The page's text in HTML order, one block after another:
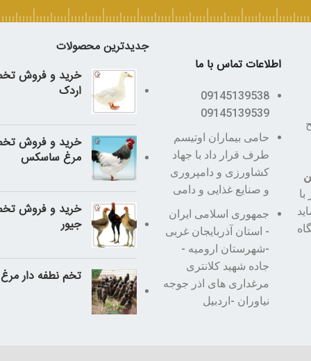
اطلاعات تماس با ما
09145139538
09145139539
حامی بیماران اوتیسم
طرف قرار داد با جهاد
کشاورزی و دامپروری
و صنایع غذایی و دامی
جمهوری اسلامی ایران
- استان آذربایجان غربی
-شهرستان ارومیه -
جاده شهید کلانتری
مرغداری های اذر جوجه
نیاوران -اردبیل
جدیدترین محصولات
خرید و فروش
اردک
خرید و فروش
مرغ ساسکس
خرید و فروش
جیور
تخم نطفه دار مرغ